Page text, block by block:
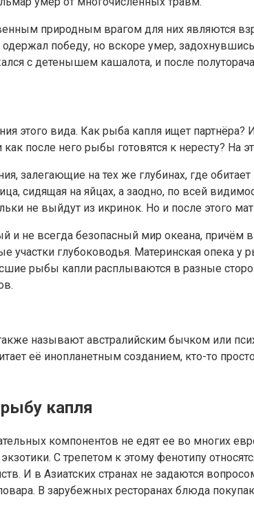
природным врагом для них являются
победу, но вскоре умер,
с детенышем кашалота, и после
этого вида. Как рыба капля ищет партнёра?
после него рыбы готовятся к нересту? На
залегающие на тех же глубинах, где
сидящая на яйцах, а заодно, по всей
не выйдут из икринок. Но и после этого
и не всегда безопасный мир океана,
глубоководья. Материнская опека у
рыбы капли расплываются в разные
называют австралийским бычком или
её инопланетным созданием, кто-то
капля
компонентов не едят ее во многих
С трепетом к этому фенотипу
И в Азиатских странах не задаются
В зарубежных ресторанах блюда